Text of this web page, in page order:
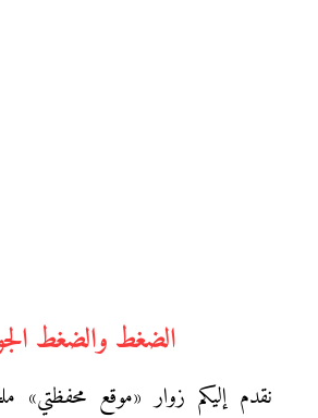
الضغط والضغط
نقدم إليكم زوار «موقع